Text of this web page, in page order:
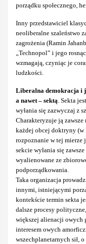
porządku społecznego,
Inny przedstawiciel
neoliberalne szaleństwo
zagrożenia (Ramin
„Technopol” i jego
wzmagają, czyniąc je
ludzkości.
Liberalna demokracja i
a nawet – sektą. Sekta
wyłania się zazwyczaj z
Charakteryzuje ją
każdej obcej doktryny
rozpoznanie w tej mierze
sekcie wyłania się
wyalienowane ze
podporządkowania.
Taka organizacja
innymi, istniejącymi
kontekście termin sekta
dalsze procesy
większej alienacji owych
interesem owych
wszechplanetarnych sił,